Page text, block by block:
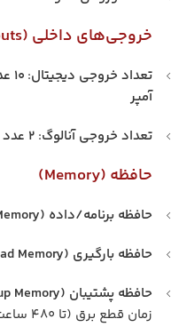
خروجی‌های داخلی (Onboard Outputs)
تعداد خروجی دیجیتال: ۱۰ عدد
آمپر
تعداد خروجی آنالوگ: ۲ عدد
حافظه (Memory)
حافظه برنامه/داده (Program/Data Memory)
حافظه بارگیری (Load Memory)
حافظه پشتیبان (Backup Memory)
زمان قطع برق (تا ۴۸۰ ساعت)